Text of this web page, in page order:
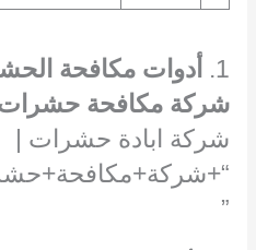
1.
أدوات مكافحة
شركة مكافحة حشرات
شركة ابادة حشرات |
”